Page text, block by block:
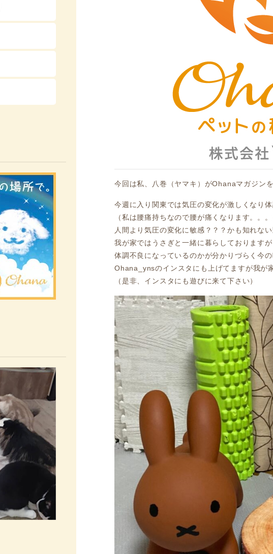
今回は私、八巻（ヤマキ）がOhanaマガジン
今週に入り関東では気圧の変化が激しくなり
（私は腰痛持ちなので腰が痛くなります。。。
人間より気圧の変化に敏感？？？かも知れな
我が家ではうさぎと一緒に暮らしておりますが
体調不良になっているのかが分かりづらく今
Ohana_ynsのインスタにも上げてますが我が
（是非、インスタにも遊びに来て下さい）